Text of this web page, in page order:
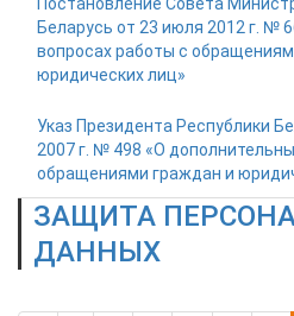
Беларусь от 23 июля 2012 г. №
вопросах работы с
юридических лиц»
Указ Президента Республики
2007 г. № 498 «О
обращениями граждан и
ЗАЩИТА
ДАННЫХ